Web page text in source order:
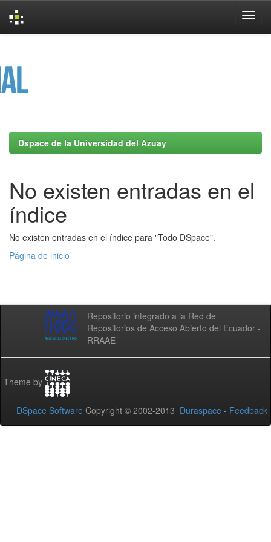
Dspace de la Universidad del Azuay
No existen entradas en el
índice
No existen entradas en el índice para "Todo DSpace".
Página de inicio
Repositorio integrado a la Red de
Repositorios de Acceso Abierto del Ecuador -
RRAAE
Theme by
DSpace Software Copyright © 2002-2013 Duraspace - Feedback